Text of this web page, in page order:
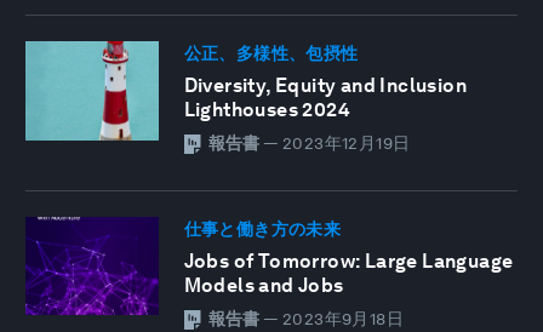
公正、多様性、包摂性
Diversity, Equity and Inclusion
Lighthouses 2024
報告書 — 2023年12月19日
仕事と働き方の未来
Jobs of Tomorrow: Large Language
Models and Jobs
報告書 — 2023年9月18日